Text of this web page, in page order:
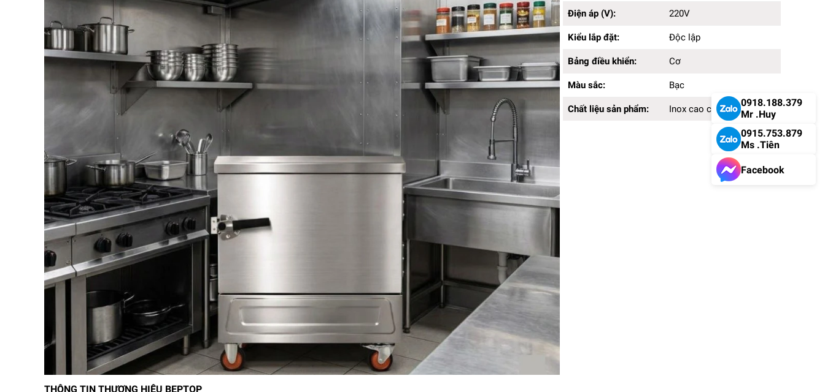
Điện áp (V): 220V
Kiểu lắp đặt: Độc lập
Bảng điều khiển: Cơ
Màu sắc: Bạc
Chất liệu sản phẩm: Inox cao cấp
THÔNG TIN THƯƠNG HIỆU BEPTOP
0918.188.379
Mr .Huy
0915.753.879
Ms .Tiên
Facebook